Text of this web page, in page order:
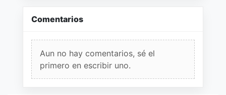
Comentarios
Aun no hay comentarios, sé el
primero en escribir uno.